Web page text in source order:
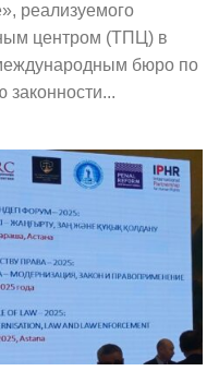
реализуемого
центром (ТПЦ) в
бюро по